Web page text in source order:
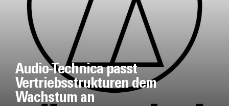
Audio-Technica passt
Vertriebsstrukturen dem
Wachstum an